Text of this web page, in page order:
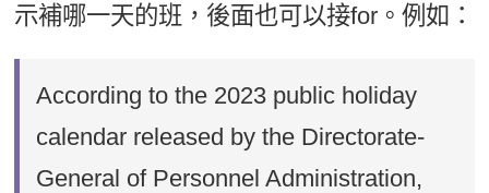
示補哪一天的班，後面也可以接for。例如：
According to the 2023 public holiday
calendar released by the Directorate-
General of Personnel Administration,